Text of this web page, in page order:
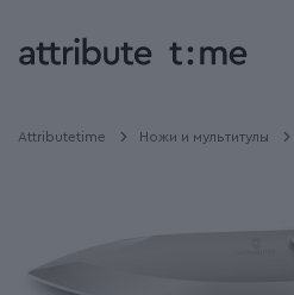
Attributetime Ножи и мультитулы